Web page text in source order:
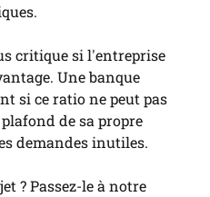
critique si l'entreprise
Une banque
si ce ratio ne peut pas
de sa propre
demandes inutiles.
? Passez-le à notre